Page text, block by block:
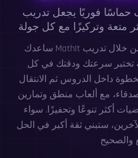
حماسًا فوريًا يجعل تدريب
ساعدك MathIt على إتقان حقائق القسمة من خلال تدريب
تختبر سرعتك ودقتك في كل
داخل الدروس ثم الانتقال
مع ألعاب منطق وتمارين
أكثر تنوعًا وتحفيزًا. سواء
ستبني ثقة أكبر في الحل